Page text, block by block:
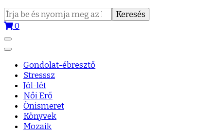
Keresés:
0
Gondolat-ébresztő
Stresssz
Jól-lét
Női Erő
Önismeret
Könyvek
Mozaik